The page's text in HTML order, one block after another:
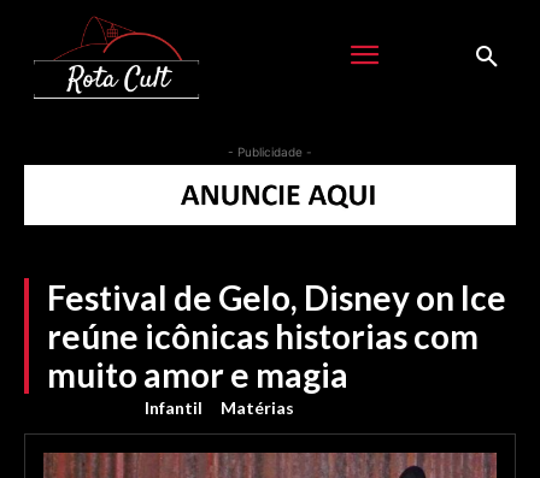
- Publicidade -
Festival de Gelo, Disney on Ice
reúne icônicas historias com
muito amor e magia
Infantil Matérias